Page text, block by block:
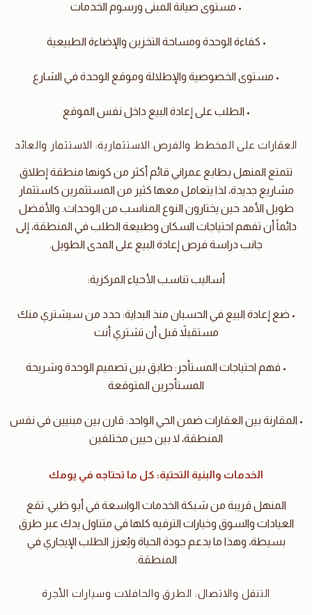
• مستوى صيانة المبنى ورسوم الخدمات
• كفاءة الوحدة ومساحة التخزين والإضاءة الطبيعية
• مستوى الخصوصية والإطلالة وموقع الوحدة في الشارع
• الطلب على إعادة البيع داخل نفس الموقع
العقارات على المخطط والفرص الاستثمارية: الاستثمار والعائد
تتمتع المنهل بطابع عمراني قائم أكثر من كونها منطقة إطلاق
مشاريع جديدة، لذا يتعامل معها كثير من المستثمرين كاستثمار
طويل الأمد حين يختارون النوع المناسب من الوحدات. والأفضل
دائماً أن تفهم احتياجات السكان وطبيعة الطلب في المنطقة، إلى
جانب دراسة فرص إعادة البيع على المدى الطويل.
أساليب تناسب الأحياء المركزية:
• ضع إعادة البيع في الحسبان منذ البداية: حدد من سيشتري منك
مستقبلاً قبل أن تشتري أنت
• فهم احتياجات المستأجر: طابق بين تصميم الوحدة وشريحة
المستأجرين المتوقعة
• المقارنة بين العقارات ضمن الحي الواحد: قارن بين مبنيين في نفس
المنطقة، لا بين حيين مختلفين
الخدمات والبنية التحتية: كل ما تحتاجه في يومك
المنهل قريبة من شبكة الخدمات الواسعة في أبو ظبي. تقع
العيادات والسوق وخيارات الترفيه كلها في متناول يدك عبر طرق
بسيطة، وهذا ما يدعم جودة الحياة ويُعزز الطلب الإيجاري في
المنطقة.
التنقل والاتصال: الطرق والحافلات وسيارات الأجرة